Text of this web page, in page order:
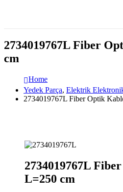
2734019767L Fiber
cm
Home
Yedek Parça, Elektrik
2734019767L Fiber Optik
2734019767L
L=250 cm